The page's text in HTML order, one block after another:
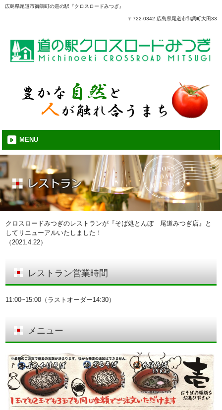
広島県尾道市御調町の道の駅『クロスロードみつぎ』
〒722-0342 広島県尾道市御調町大田33
MENU
クロスロードみつぎのレストランが『そば処とんぼ 尾道みつぎ店』と
してリニューアルいたしました！
（2021.4.22）
レストラン営業時間
11:00~15:00（ラストオーダー14:30）
メニュー